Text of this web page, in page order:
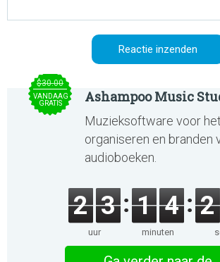
$30.00
VANDAAG
GRATIS
Ashampoo Music
Muzieksoftware voor
organiseren en branden
audioboeken.
2 3
uur
1 4
minuten
2